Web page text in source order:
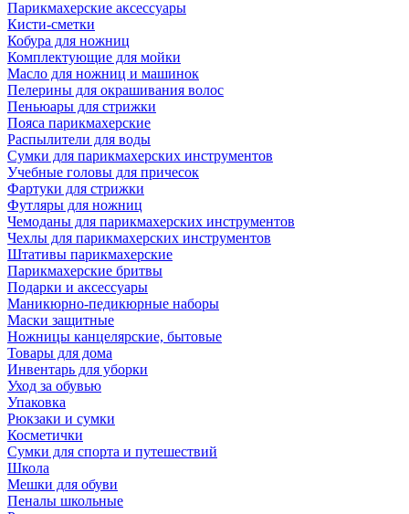
Парикмахерские аксессуары
Кисти-сметки
Кобура для ножниц
Комплектующие для мойки
Масло для ножниц и машинок
Пелерины для окрашивания волос
Пеньюары для стрижки
Пояса парикмахерские
Распылители для воды
Сумки для парикмахерских инструментов
Учебные головы для причесок
Фартуки для стрижки
Футляры для ножниц
Чемоданы для парикмахерских инструментов
Чехлы для парикмахерских инструментов
Штативы парикмахерские
Парикмахерские бритвы
Подарки и аксессуары
Маникюрно-педикюрные наборы
Маски защитные
Ножницы канцелярские, бытовые
Товары для дома
Инвентарь для уборки
Уход за обувью
Упаковка
Рюкзаки и сумки
Косметички
Сумки для спорта и путешествий
Школа
Мешки для обуви
Пеналы школьные